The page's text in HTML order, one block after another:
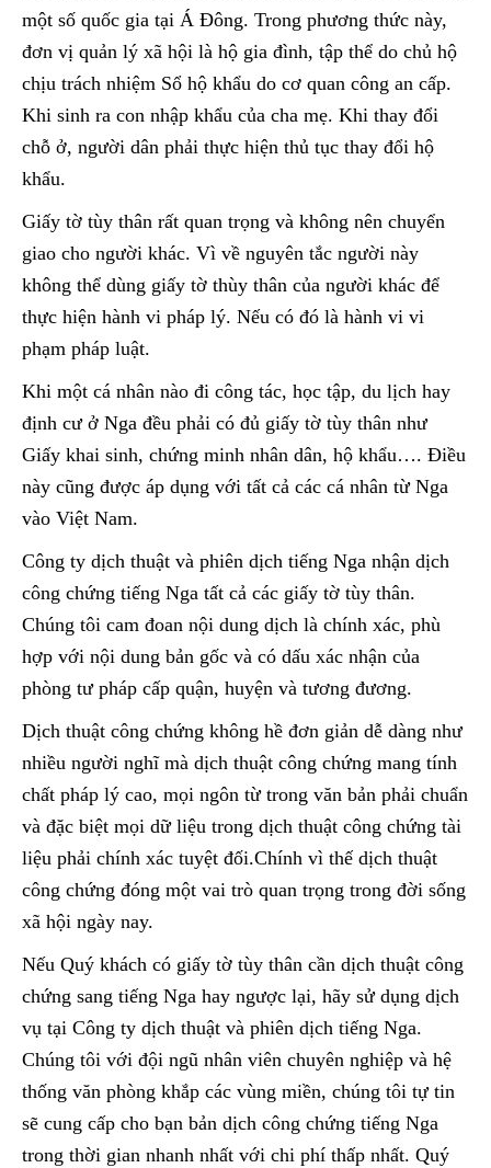
một số quốc gia tại Á Đông. Trong phương thức này,
đơn vị quản lý xã hội là hộ gia đình, tập thể do chủ hộ
chịu trách nhiệm Sổ hộ khẩu do cơ quan công an cấp.
Khi sinh ra con nhập khẩu của cha mẹ. Khi thay đổi
chỗ ở, người dân phải thực hiện thủ tục thay đổi hộ
khẩu.
Giấy tờ tùy thân rất quan trọng và không nên chuyển
giao cho người khác. Vì về nguyên tắc người này
không thể dùng giấy tờ thùy thân của người khác để
thực hiện hành vi pháp lý. Nếu có đó là hành vi vi
phạm pháp luật.
Khi một cá nhân nào đi công tác, học tập, du lịch hay
định cư ở Nga đều phải có đủ giấy tờ tùy thân như
Giấy khai sinh, chứng minh nhân dân, hộ khẩu…. Điều
này cũng được áp dụng với tất cả các cá nhân từ Nga
vào Việt Nam.
Công ty dịch thuật và phiên dịch tiếng Nga nhận dịch
công chứng tiếng Nga tất cả các giấy tờ tùy thân.
Chúng tôi cam đoan nội dung dịch là chính xác, phù
hợp với nội dung bản gốc và có dấu xác nhận của
phòng tư pháp cấp quận, huyện và tương đương.
Dịch thuật công chứng không hề đơn giản dễ dàng như
nhiều người nghĩ mà dịch thuật công chứng mang tính
chất pháp lý cao, mọi ngôn từ trong văn bản phải chuẩn
và đặc biệt mọi dữ liệu trong dịch thuật công chứng tài
liệu phải chính xác tuyệt đối.Chính vì thế dịch thuật
công chứng đóng một vai trò quan trọng trong đời sống
xã hội ngày nay.
Nếu Quý khách có giấy tờ tùy thân cần dịch thuật công
chứng sang tiếng Nga hay ngược lại, hãy sử dụng dịch
vụ tại Công ty dịch thuật và phiên dịch tiếng Nga.
Chúng tôi với đội ngũ nhân viên chuyên nghiệp và hệ
thống văn phòng khắp các vùng miền, chúng tôi tự tin
sẽ cung cấp cho bạn bản dịch công chứng tiếng Nga
trong thời gian nhanh nhất với chi phí thấp nhất. Quý